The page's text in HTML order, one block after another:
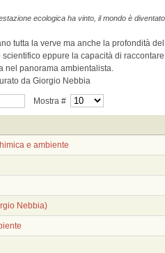
ecologica ha vinto, il mondo è diventato
tutta la verve ma anche la profondità
eppure la capacità di
nel panorama ambientalista.
da Giorgio Nebbia
Mostra #
e ambiente
Nebbia)